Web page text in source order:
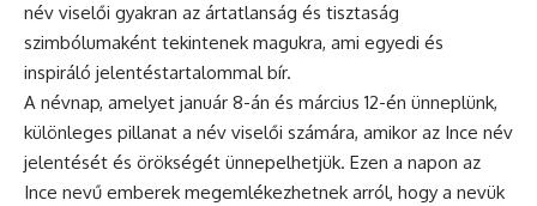
név viselői gyakran az ártatlanság és tisztaság
szimbólumaként tekintenek magukra, ami egyedi és
inspiráló jelentéstartalommal bír.
A névnap, amelyet január 8-án és március 12-én ünneplünk,
különleges pillanat a név viselői számára, amikor az Ince név
jelentését és örökségét ünnepelhetjük. Ezen a napon az
Ince nevű emberek megemlékezhetnek arról, hogy a nevük